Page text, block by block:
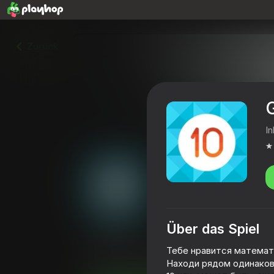
Spielerbewertung 0+
Puzzles Inlogic
Über das Spiel
Тебе нравится
Находи рядом